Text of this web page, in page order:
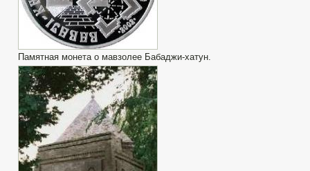
Памятная монета о мавзолее Бабаджи-хатун.